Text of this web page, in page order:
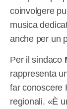
coinvolgere
musica
anche per un
Per il sindaco
rappresenta
far conoscere
regionali. «È